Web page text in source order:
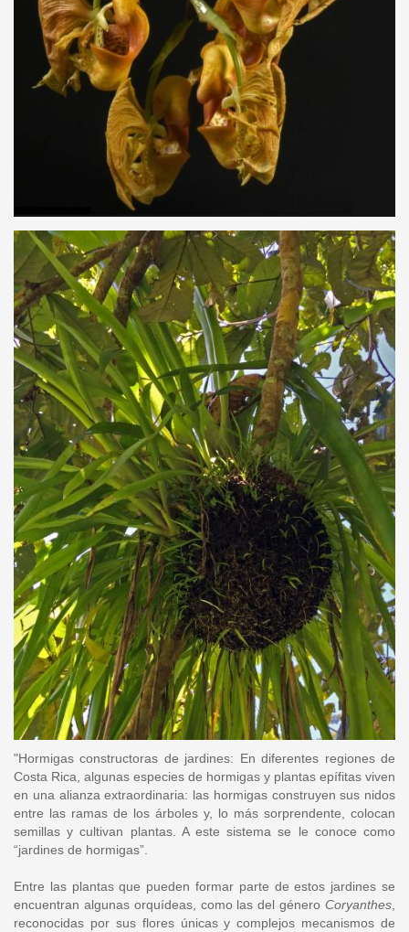
noviembre_-
_ag.jpg
"Hormigas constructoras de jardines: En diferentes regiones de
Costa Rica, algunas especies de hormigas y plantas epífitas viven
en una alianza extraordinaria: las hormigas construyen sus nidos
entre las ramas de los árboles y, lo más sorprendente, colocan
semillas y cultivan plantas. A este sistema se le conoce como
“jardines de hormigas”.
Entre las plantas que pueden formar parte de estos jardines se
encuentran algunas orquídeas, como las del género Coryanthes
reconocidas por sus flores únicas y complejos mecanismos de